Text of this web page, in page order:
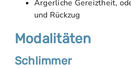
Ärgerliche Gereiztheit,
und Rückzug
Modalitäten
Schlimmer